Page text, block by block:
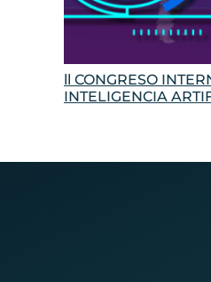
ll CONGRESO
INTELIGENCIA